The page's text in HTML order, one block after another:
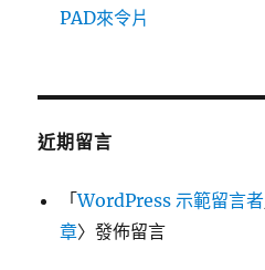
PAD來令片
近期留言
「WordPress 示範留言者
章〉發佈留言